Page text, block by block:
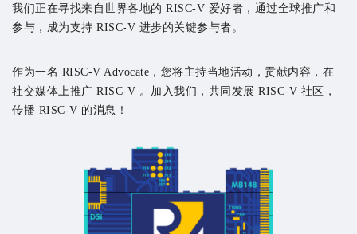
我们正在寻找来自世界各地的 RISC-V 爱好者，通过全球推广和
参与，成为支持 RISC-V 进步的关键参与者。
作为一名 RISC-V Advocate，您将主持当地活动，贡献内容，在
社交媒体上推广 RISC-V 。加入我们，共同发展 RISC-V 社区，
传播 RISC-V 的消息！